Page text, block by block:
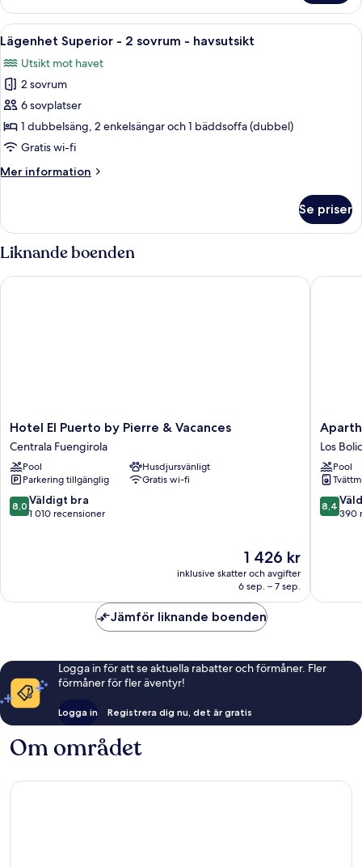
terrass
-
havsutsikt
Deluxe
2
sovrum
-
terrass
havsutsikt
Öppna
alla
foton
för
Lägenhet
Superior
-
sovrum
Ett hotellrum med en säng, ett
10
Lägenhet Superior - 2 sovrum - havsutsikt
Utsikt mot havet
2 sovrum
6 sovplatser
1 dubbelsäng, 2 enkelsängar och 1 bäddsoffa (dubbel)
Gratis wi-fi
Mer information
Mer
Superior
-
2
sovrum
-
Se priser
Liknande boenden
Hotel
El
Puerto
by
Pierre
&
Vacances
Hotel El Puerto by Pierre & Vacances
Centrala Fuengirola
Pool
Husdjursvänligt
Parkering tillgänglig
Gratis wi-fi
8.0
av
8,0 Väldigt bra
1 010 recensioner
Priset
1 426 kr
1 426 kr
inklusive skatter och avgifter
6 sep. – 7 sep.
Hotel El Puerto by Pierre & Vacances
Nuriasol
Los
Boliches
Los
Pool
8.4
av
8,4
390
Jämför liknande boenden
Logga in för att se aktuella rabatter och förmåner. Fler
förmåner för fler äventyr!
Logga in Registrera dig nu, det är gratis
Om området